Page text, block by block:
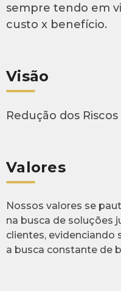
sempre tendo em
custo x benefício.
Visão
Redução dos
Valores
Nossos valores se
na busca de soluções
clientes, evidenciando
a busca constante de